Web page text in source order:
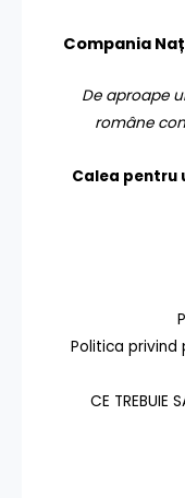
Compania
De aproape
române
Calea pentru
Politica
CE TREBUIE